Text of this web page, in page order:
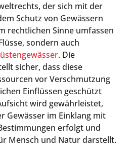
der sich mit der
Schutz von Gewässern
rechtlichen Sinne umfassen
sondern auch
. Die
sicher, dass diese
vor Verschmutzung
Einflüssen geschützt
wird gewährleistet,
Gewässer im Einklang mit
erfolgt und
Mensch und Natur darstellt.